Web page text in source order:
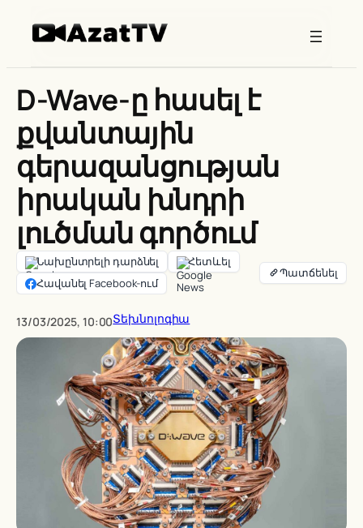
D-Wave-ը հասել է
քվանտային
գերազանցության
իրական խնդրի
լուծման գործում
Նախընտրելի դարձնել
Հետևել
Հավանել Facebook-ում
13/03/2025, 10:00Տեխնոլոգիա